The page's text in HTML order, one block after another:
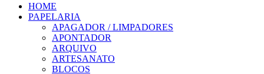
HOME
PAPELARIA
APAGADOR / LIMPADORES
APONTADOR
ARQUIVO
ARTESANATO
BLOCOS